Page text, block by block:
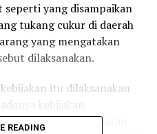
seperti yang disampaikan
tukang cukur di daerah
yang mengatakan
dilaksanakan.
itu dilaksanakan
(PKM) pendapatan
READING